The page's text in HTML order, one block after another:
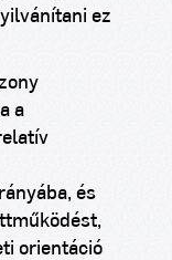
ez
a
és
orientáció